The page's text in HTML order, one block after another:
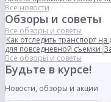
Все новости
Обзоры и советы
Все обзоры и советы
Как отследить транспорт на
для повседневной съемки
Все обзоры и советы
Будьте в курсе!
Новости, обзоры и акции